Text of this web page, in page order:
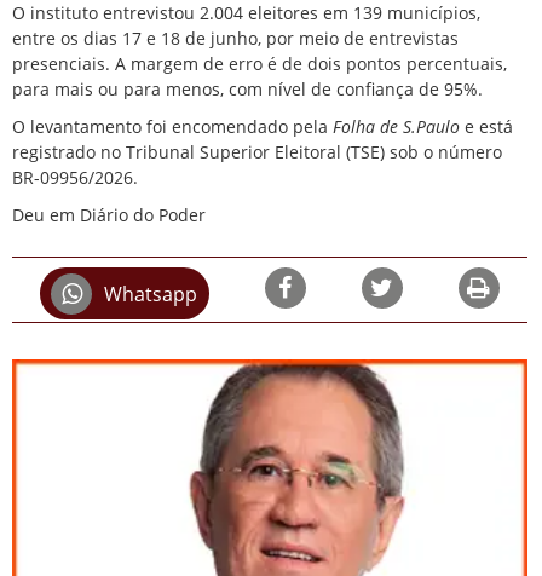
O instituto entrevistou 2.004 eleitores em 139 municípios,
entre os dias 17 e 18 de junho, por meio de entrevistas
presenciais. A margem de erro é de dois pontos percentuais,
para mais ou para menos, com nível de confiança de 95%.
O levantamento foi encomendado pela Folha de S.Paulo e está
registrado no Tribunal Superior Eleitoral (TSE) sob o número
BR-09956/2026.
Deu em Diário do Poder
Whatsapp